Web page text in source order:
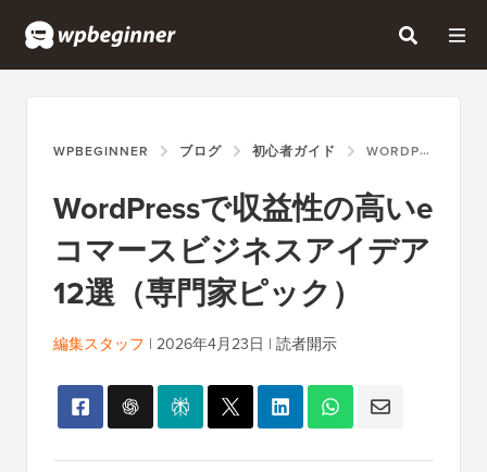
WPBEGINNER ブログ 初心者ガイド WORDPRESSで収益性の高いEコマースビジネスアイデア12選（専門家ピック）
WordPressで収益性の高いe
コマースビジネスアイデア
12選（専門家ピック）
編集スタッフ | 2026年4月23日 | 読者開示